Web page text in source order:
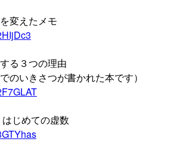
変えたメモ
る３つの理由
のいきさつが書かれた本です）
じめての虚数